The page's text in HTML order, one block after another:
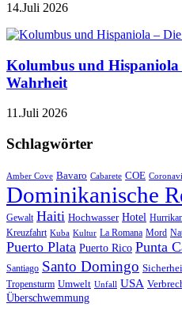
14.Juli 2026
Kolumbus und Hispaniola
Wahrheit
11.Juli 2026
Schlagwörter
Amber Cove Bavaro Cabarete COE
Dominikanische
Gewalt Haiti Hochwasser Hotel
Kreuzfahrt Kuba Kultur La Romana Mord
Puerto Plata Puerto Rico Punta
Santiago Santo Domingo
Tropensturm Umwelt Unfall USA
Überschwemmung